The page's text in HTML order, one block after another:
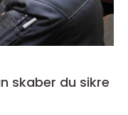
skaber du sikre